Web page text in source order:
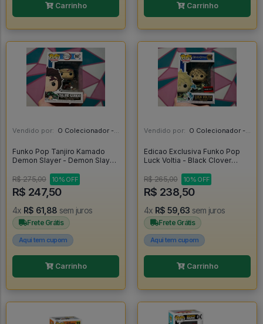
Carrinho Carrinho
Vendido por: O Colecionador - SP
Funko Pop Tanjiro Kamado
Demon Slayer - Demon Slayer
R$ 275,00
10% OFF
R$ 247,50
4x R$ 61,88 sem juros
Frete Grátis
Aqui tem cupom
Carrinho
Vendido por: O Colecionador - SP
Edicao Exclusiva Funko Pop
Luck Voltia - Black Clover
R$ 265,00
10% OFF
R$ 238,50
4x R$ 59,63 sem juros
Frete Grátis
Aqui tem cupom
Carrinho